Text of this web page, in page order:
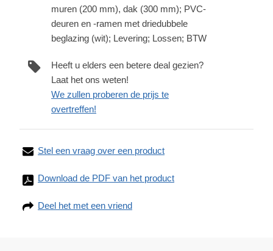
muren (200 mm), dak (300 mm); PVC-
deuren en -ramen met driedubbele
beglazing (wit); Levering; Lossen; BTW
Heeft u elders een betere deal gezien?
Laat het ons weten!
We zullen proberen de prijs te
overtreffen!
Stel een vraag over een product
Download de PDF van het product
Deel het met een vriend